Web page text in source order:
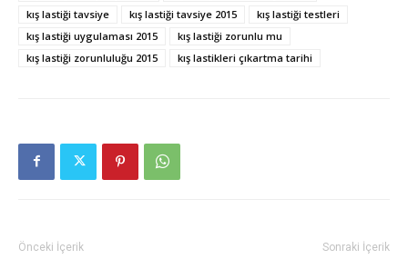
kış lastiği tavsiye
kış lastiği tavsiye 2015
kış lastiği testleri
kış lastiği uygulaması 2015
kış lastiği zorunlu mu
kış lastiği zorunluluğu 2015
kış lastikleri çıkartma tarihi
Önceki İçerik Sonraki İçerik